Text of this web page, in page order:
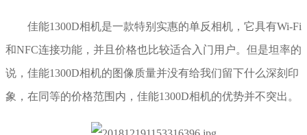
佳能1300D相机是一款特别实惠的单反相机，它具有Wi-Fi
和NFC连接功能，并且价格也比较适合入门用户。但是坦率的
说，佳能1300D相机的图像质量并没有给我们留下什么深刻印
象，在同等的价格范围内，佳能1300D相机的优势并不突出。